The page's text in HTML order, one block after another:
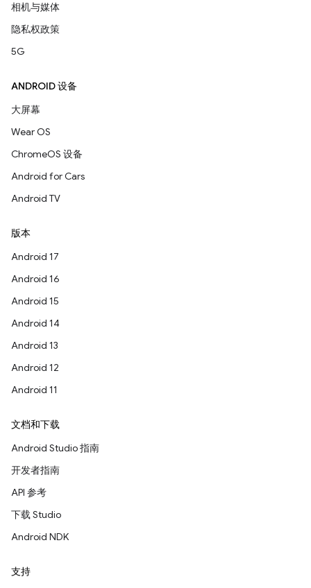
相机与媒体
隐私权政策
5G
ANDROID 设备
大屏幕
Wear OS
ChromeOS 设备
Android for Cars
Android TV
版本
Android 17
Android 16
Android 15
Android 14
Android 13
Android 12
Android 11
文档和下载
Android Studio 指南
开发者指南
API 参考
下载 Studio
Android NDK
支持